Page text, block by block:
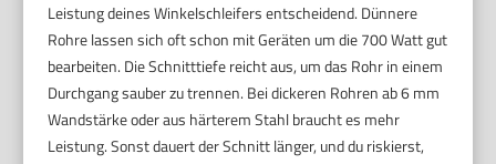
Leistung deines Winkelschleifers entscheidend. Dünnere
Rohre lassen sich oft schon mit Geräten um die 700 Watt gut
bearbeiten. Die Schnitttiefe reicht aus, um das Rohr in einem
Durchgang sauber zu trennen. Bei dickeren Rohren ab 6 mm
Wandstärke oder aus härterem Stahl braucht es mehr
Leistung. Sonst dauert der Schnitt länger, und du riskierst,